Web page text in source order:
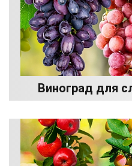
Виноград для